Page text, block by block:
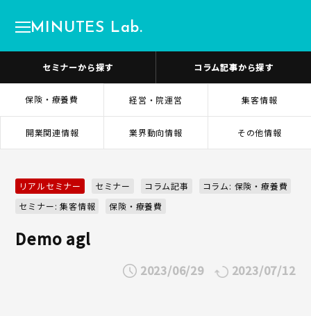
MINUTES Lab.
セミナーから探す コラム記事から探す
保険・療養費 経営・院運営 集客情報
開業関連情報 業界動向情報 その他情報
リアルセミナー セミナー コラム記事
コラム: 保険・療養費
セミナー: 集客情報
保険・療養費
Demo agl
2023/06/29 2023/07/12